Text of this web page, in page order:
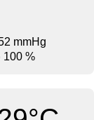
mmHg
100 %